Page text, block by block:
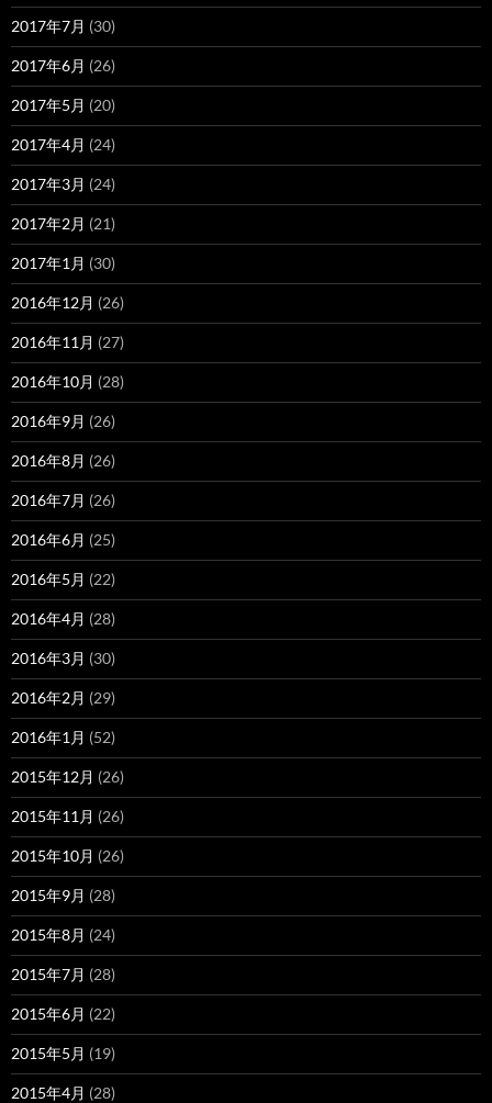
2017年7月 (30)
2017年6月 (26)
2017年5月 (20)
2017年4月 (24)
2017年3月 (24)
2017年2月 (21)
2017年1月 (30)
2016年12月 (26)
2016年11月 (27)
2016年10月 (28)
2016年9月 (26)
2016年8月 (26)
2016年7月 (26)
2016年6月 (25)
2016年5月 (22)
2016年4月 (28)
2016年3月 (30)
2016年2月 (29)
2016年1月 (52)
2015年12月 (26)
2015年11月 (26)
2015年10月 (26)
2015年9月 (28)
2015年8月 (24)
2015年7月 (28)
2015年6月 (22)
2015年5月 (19)
2015年4月 (28)